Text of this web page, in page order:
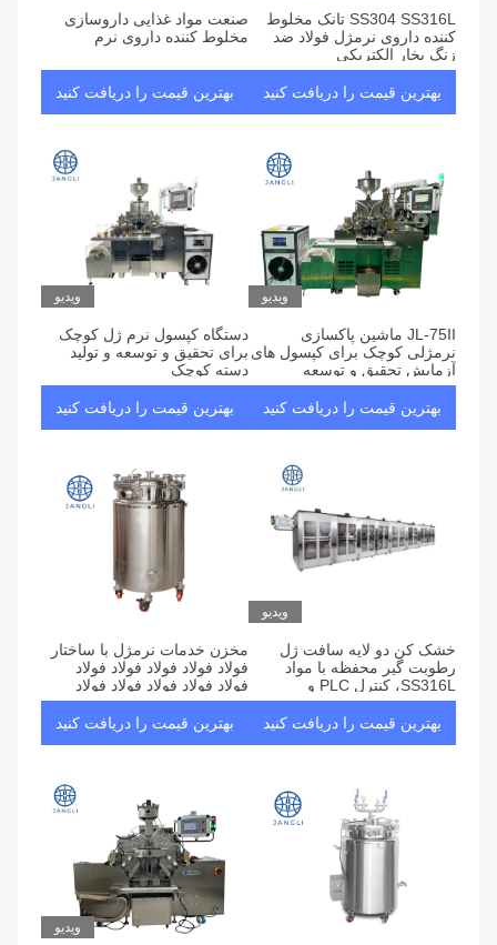
SS304 SS316L تانک مخلوط
کننده داروی نرمژل فولاد ضد
زنگ بخار الکتریکی
بهترین قیمت را دریافت کنید
صنعت مواد غذایی داروسازی
مخلوط کننده داروی نرم
بهترین قیمت را دریافت کنید
ویدیو
JL-75II ماشین پاکسازی
نرمژلی کوچک برای کپسول های
آزمایش تحقیق و توسعه
بهترین قیمت را دریافت کنید
ویدیو
دستگاه کپسول نرم ژل کوچک
برای تحقیق و توسعه و تولید
دسته کوچک
بهترین قیمت را دریافت کنید
ویدیو
خشک کن دو لایه سافت ژل
رطوبت گیر محفظه با مواد
SS316L، کنترل PLC و
سازگاری با GMP
بهترین قیمت را دریافت کنید
مخزن خدمات نرمژل با ساختار
فولاد فولاد فولاد فولاد فولاد
فولاد فولاد فولاد فولاد فولاد
فولاد فولاد فولاد فولاد فولاد
فولاد فولاد فولاد فولاد فولاد
فولاد فولاد فولاد فولاد فولاد
فولاد فولاد فولاد فولاد فولاد
فولاد فولاد فولاد فولاد فولاد
فولاد فولاد فولاد فولاد فولاد
فولاد فولاد فولاد فولاد فولاد
فولاد فولاد فولاد فولاد فولاد
فولاد فولاد فولاد فولاد فولاد
فولاد فولاد فولاد فولاد فولاد
فولاد فولاد فولاد فولاد فولاد
فولاد فولاد فولاد فولاد
بهترین قیمت را دریافت کنید
ویدیو